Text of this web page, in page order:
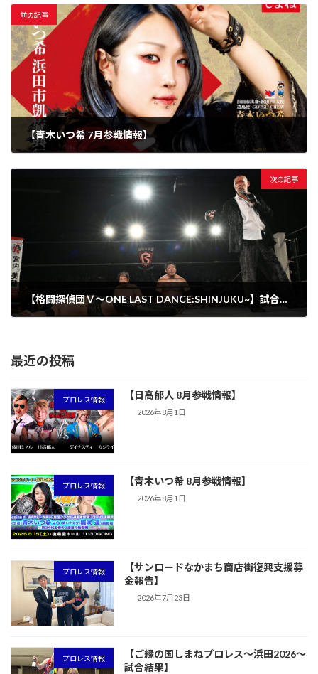
前の記事
【青木いつ希 7月参戦情報】
次の記事
【格闘探偵団Ⅴ～ONE LAST DANCE:SHINJUKU~】試合結果
最近の投稿
プロレス情報 【日高郁人 8月参戦情報】
2026年8月1日
プロレス情報 【青木いつ希 8月参戦情報】
2026年8月1日
プロレス情報
【サンロードなかまち商店街復興支援募
金報告】
2026年7月23日
プロレス情報
【ご縁の国しまねプロレス〜浜田2026〜
試合結果】